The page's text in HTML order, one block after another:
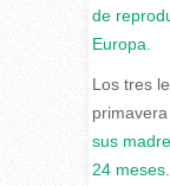
de
Europa.
Los tres
sus
24 meses